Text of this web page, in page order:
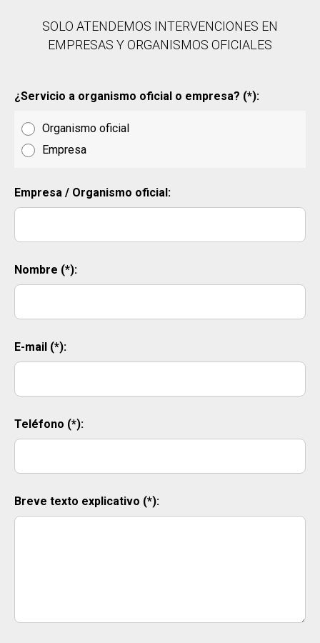
SOLO ATENDEMOS INTERVENCIONES EN
EMPRESAS Y ORGANISMOS OFICIALES
¿Servicio a organismo oficial o empresa? (*):
Organismo oficial
Empresa
Empresa / Organismo oficial:
Nombre (*):
E-mail (*):
Teléfono (*):
Breve texto explicativo (*):